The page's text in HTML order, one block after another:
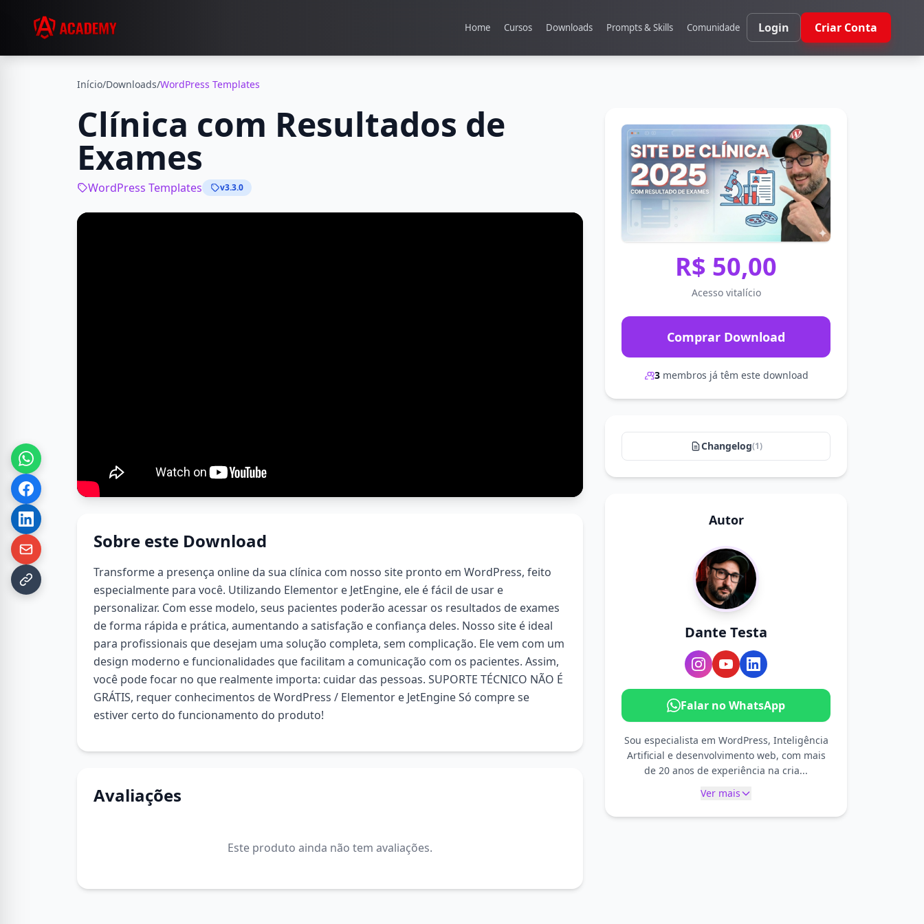
Home Cursos Downloads Prompts & Skills Comunidade Login Criar Conta
Início/Downloads/WordPress Templates
Clínica com Resultados de
Exames
WordPress Templates v3.3.0
Sobre este Download
Transforme a presença online da sua clínica com nosso site pronto em WordPress, feito
especialmente para você. Utilizando Elementor e JetEngine, ele é fácil de usar e
personalizar. Com esse modelo, seus pacientes poderão acessar os resultados de exames
de forma rápida e prática, aumentando a satisfação e confiança deles. Nosso site é ideal
para profissionais que desejam uma solução completa, sem complicação. Ele vem com um
design moderno e funcionalidades que facilitam a comunicação com os pacientes. Assim,
você pode focar no que realmente importa: cuidar das pessoas. SUPORTE TÉCNICO NÃO É
GRÁTIS, requer conhecimentos de WordPress / Elementor e JetEngine Só compre se
estiver certo do funcionamento do produto!
Avaliações
Este produto ainda não tem avaliações.
R$ 50,00
Acesso vitalício
Comprar Download
3 membros já têm este download
Changelog(1)
Autor
Dante Testa
Falar no WhatsApp
Sou especialista em WordPress, Inteligência
Artificial e desenvolvimento web, com mais
de 20 anos de experiência na cria...
Ver mais